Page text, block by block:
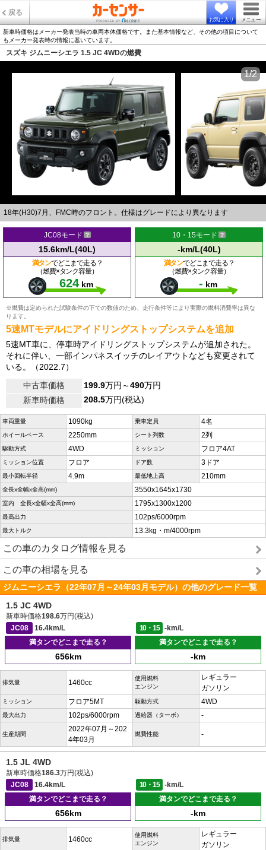
戻る
お気に入り メニュー
新車時価格はメーカー発表当時の車両本体価格です。また基本情報など、その他の項目について
もメーカー発表時の情報に基いています。
スズキ ジムニーシエラ 1.5 JC 4WDの燃費
18年(H30)7月、FMC時のフロント。仕様はグレードにより異なります
1/2
JC08モード
15.6km/L(40L)
満タンでどこまで走る？
（燃費×タンク容量）
624 km
10・15モード
-km/L(40L)
満タンでどこまで走る？
（燃費×タンク容量）
- km
※燃費は定められた試験条件の下での数値のため、走行条件等により実際の燃料消費率は異な
ります。
5速MTモデルにアイドリングストップシステムを追加
5速MT車に、停車時アイドリングストップシステムが追加された。
それに伴い、一部インパネスイッチのレイアウトなども変更されて
いる。（2022.7）
中古車価格
199.9万円～490万円
新車時価格
208.5万円(税込)
車両重量 1090kg 乗車定員 4名
ホイールベース 2250mm シート列数 2列
駆動方式 4WD ミッション フロア4AT
ミッション位置 フロア ドア数 3ドア
最小回転半径 4.9m 最低地上高 210mm
全長x全幅x全高(mm) 3550x1645x1730
室内 全長x全幅x全高(mm) 1795x1300x1200
最高出力 102ps/6000rpm
最大トルク 13.3kg・m/4000rpm
この車のカタログ情報を見る
この車の相場を見る
ジムニーシエラ（22年07月～24年03月モデル）の他のグレード一覧
1.5 JC 4WD
新車時価格198.6万円(税込)
JC08
16.4km/L 10・15
-km/L
満タンでどこまで走る？
656km
満タンでどこまで走る？
-km
排気量 1460cc
使用燃料
エンジン
レギュラー
ガソリン
ミッション フロア5MT 駆動方式 4WD
最大出力 102ps/6000rpm 過給器（ターボ） -
生産期間
2022年07月～202
4年03月
燃費性能 -
1.5 JL 4WD
新車時価格186.3万円(税込)
JC08
16.4km/L 10・15
-km/L
満タンでどこまで走る？
656km
満タンでどこまで走る？
-km
排気量 1460cc
使用燃料
エンジン
レギュラー
ガソリン